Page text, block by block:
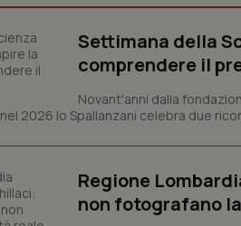
Settimana della
comprendere il
Novant'anni dalla
2026 lo Spallanzani celebra due
Regione
non fotografano
tracking-sites-